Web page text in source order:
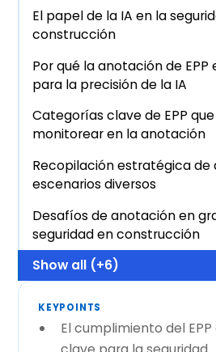
El papel de la IA en la
construcción
Por qué la anotación de
para la precisión de la IA
Categorías clave de EPP
monitorear en la anotación
Recopilación estratégica de
escenarios diversos
Desafíos de anotación en
seguridad en construcción
Show all (+6)
KEYPOINTS
El cumplimiento del